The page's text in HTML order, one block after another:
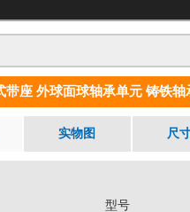
带座 外球面球轴承单元 铸铁轴
实物图 尺
型号